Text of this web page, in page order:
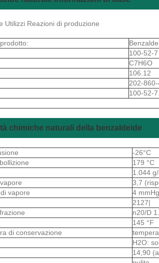
Utilizzi Reazioni di produzione
100-52-7
C7H6O
106.12
202-
100-52-
chimiche naturali della benzaldeide
-26°C
179 °C
1.044
3,7
vapore
4
2127|
n20/D
145 °F
di conservazione
H2O:
14,90